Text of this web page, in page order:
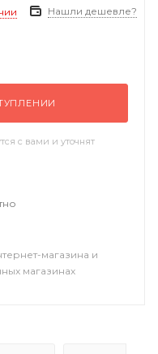
Нашли дешевле?
с вами и уточнят
магазина и
магазинах